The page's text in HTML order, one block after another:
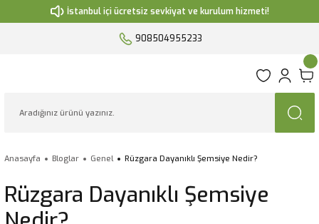
İstanbul içi ücretsiz sevkiyat ve kurulum hizmeti!
908504955233
Anasayfa Bloglar Genel Rüzgara Dayanıklı Şemsiye Nedir?
Rüzgara Dayanıklı Şemsiye